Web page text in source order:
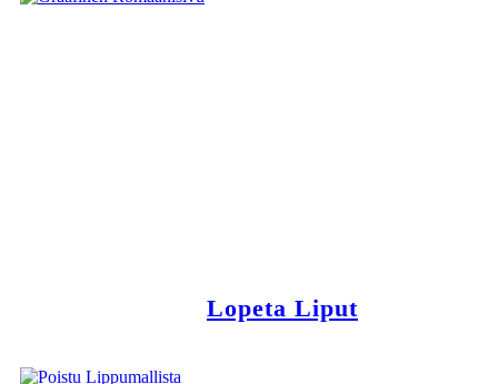
Lopeta Liput